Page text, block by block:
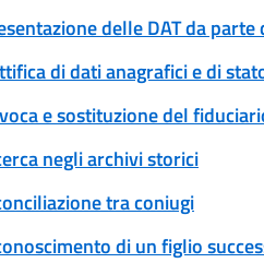
delle DAT da
di dati anagrafici e di
e sostituzione del
negli archivi storici
tra coniugi
di un figlio